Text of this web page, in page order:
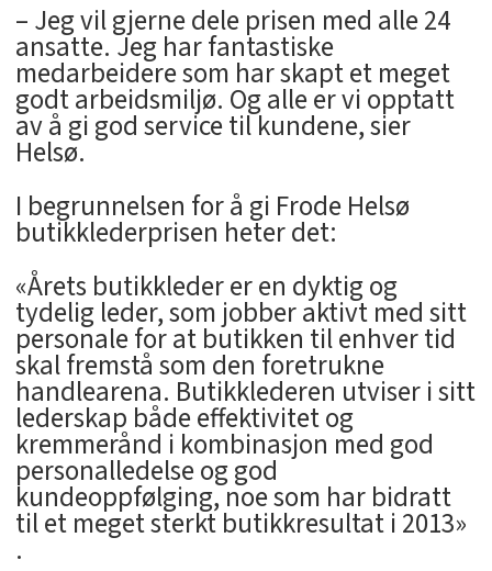
– Jeg vil gjerne dele prisen med alle 24
ansatte. Jeg har fantastiske
medarbeidere som har skapt et meget
godt arbeidsmiljø. Og alle er vi opptatt
av å gi god service til kundene, sier
Helsø.
I begrunnelsen for å gi Frode Helsø
butikklederprisen heter det:
«Årets butikkleder er en dyktig og
tydelig leder, som jobber aktivt med sitt
personale for at butikken til enhver tid
skal fremstå som den foretrukne
handlearena. Butikklederen utviser i sitt
lederskap både effektivitet og
kremmerånd i kombinasjon med god
personalledelse og god
kundeoppfølging, noe som har bidratt
til et meget sterkt butikkresultat i 2013»
.